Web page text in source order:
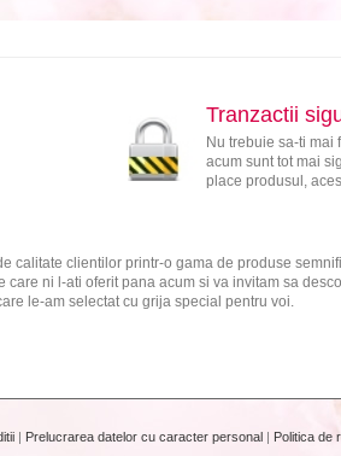
Tranzactii
Nu trebuie sa-ti mai
acum sunt tot mai
place produsul,
calitate clientilor printr-o gama de produse
care ni l-ati oferit pana acum si va invitam sa
le-am selectat cu grija special pentru voi.
| Prelucrarea datelor cu caracter personal | Politica de